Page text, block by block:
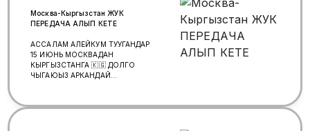
Москва-Кыргызстан ЖУК
ПЕРЕДАЧА АЛЫП КЕТЕ
АССАЛАМ АЛЕЙКУМ ТУУГАНДАР
15 ИЮНЬ МОСКВАДАН
КЫРГЫЗСТАНГА 🇰🇬 ДОЛГО
ЧЫГАЮЫЗ АРКАНДАЙ
АРЗАН БААДА уйдон алып кетебиз